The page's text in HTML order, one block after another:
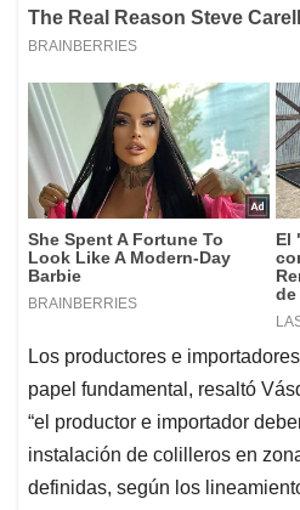
Los productores e
papel fundamental, resaltó
“el productor e importador
instalación de colilleros en
definidas, según los